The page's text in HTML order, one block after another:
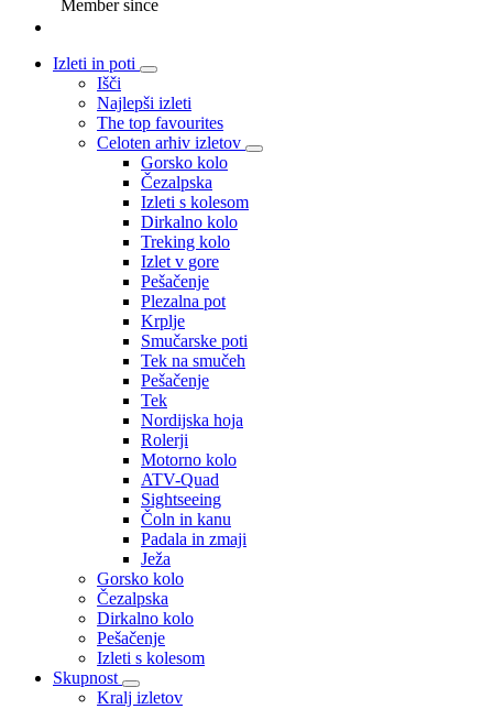
Member since
Izleti in poti
Išči
Najlepši izleti
The top favourites
Celoten arhiv izletov
Gorsko kolo
Čezalpska
Izleti s kolesom
Dirkalno kolo
Treking kolo
Izlet v gore
Pešačenje
Plezalna pot
Krplje
Smučarske poti
Tek na smučeh
Pešačenje
Tek
Nordijska hoja
Rolerji
Motorno kolo
ATV-Quad
Sightseeing
Čoln in kanu
Padala in zmaji
Ježa
Gorsko kolo
Čezalpska
Dirkalno kolo
Pešačenje
Izleti s kolesom
Skupnost
Kralj izletov